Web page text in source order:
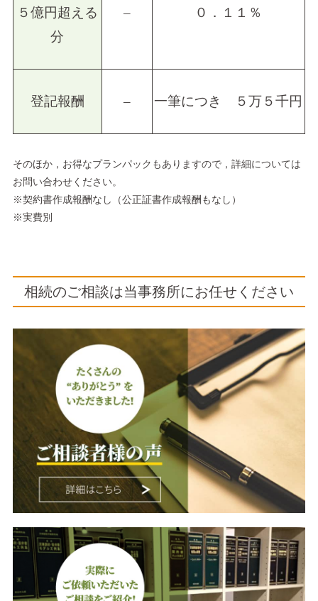
５億円超える
分
– ０．１１％
登記報酬 – 一筆につき ５万５千円
そのほか，お得なプランパックもありますので，詳細については
お問い合わせください。
※契約書作成報酬なし（公正証書作成報酬もなし）
※実費別
相続のご相談は当事務所にお任せください